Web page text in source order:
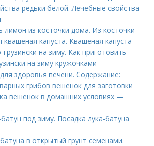
редьки белой. Лечебные свойства
лимон из косточки дома. Из косточки
квашеная капуста. Квашеная капуста
на зиму. Как приготовить
на зиму кружочками
здоровья печени. Содержание:
грибов вешенок для заготовки
вешенок в домашних условиях —
под зиму. Посадка лука-батуна
в открытый грунт семенами.